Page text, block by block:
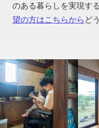
のある暮らしを実現す
望の方はこちらから ど